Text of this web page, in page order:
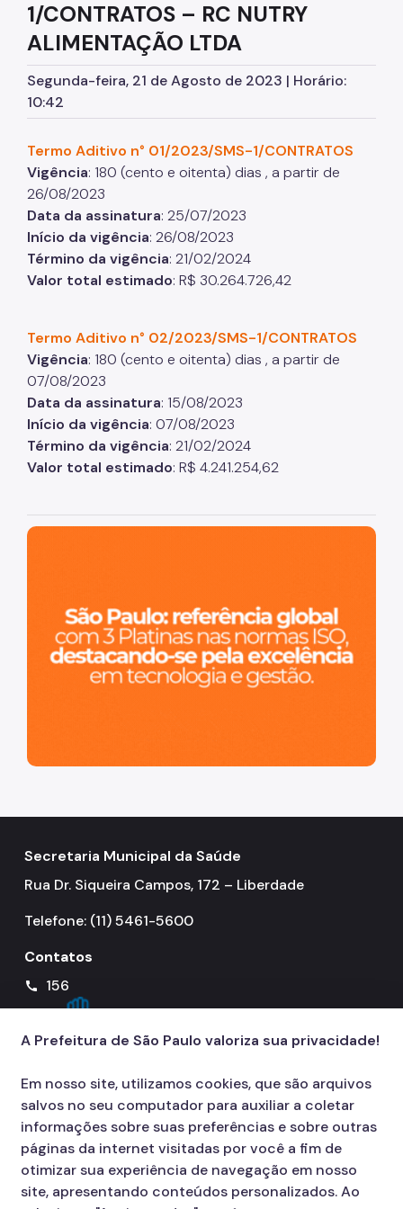
Assessoria de Planejamento – Asplan
Assessoria Parlamentar
Atenção Básica
Atenção Especializada
Atenção Hospitalar
Atenção Integral às Pessoas em Situação de
Acumulação
Biblioteca de Saúde
Cadastro Nacional de Estabelecimento de Saúde
(CNES)
Conselho Municipal de Saúde
Coordenadoria de Controle Interno
Coordenadoria de Informação em Saúde
Infecções Sexualmente Transmissíveis - IST/AIDS
Escola Municipal de Saúde - EMS
Hospital do Servidor Público Municipal
Judicialização da Saúde
Editais / Consulta Pública
Vigilância em Saúde
1/CONTRATOS – RC NUTRY
ALIMENTAÇÃO LTDA
Segunda-feira, 21 de Agosto de 2023 | Horário:
10:42
Termo Aditivo n° 01/2023/SMS-1/CONTRATOS
Vigência: 180 (cento e oitenta) dias , a partir de
26/08/2023
Data da assinatura: 25/07/2023
Início da vigência: 26/08/2023
Término da vigência: 21/02/2024
Valor total estimado: R$ 30.264.726,42
Termo Aditivo n° 02/2023/SMS-1/CONTRATOS
Vigência: 180 (cento e oitenta) dias , a partir de
07/08/2023
Data da assinatura: 15/08/2023
Início da vigência: 07/08/2023
Término da vigência: 21/02/2024
Valor total estimado: R$ 4.241.254,62
São Paulo, cidade inteligente, resiliente e sustentável
Secretaria Municipal da Saúde
Rua Dr. Siqueira Campos, 172 – Liberdade
Telefone: (11) 5461-5600
Contatos
call 156
A Prefeitura de São Paulo valoriza sua privacidade!
Em nosso site, utilizamos cookies, que são arquivos
salvos no seu computador para auxiliar a coletar
informações sobre suas preferências e sobre outras
páginas da internet visitadas por você a fim de
otimizar sua experiência de navegação em nosso
site, apresentando conteúdos personalizados. Ao